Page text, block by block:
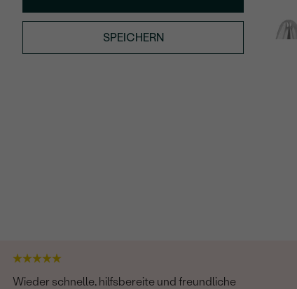
SPEICHERN
€ 109 AUF LAGER € 259
Wieder schnelle, hilfsbereite und freundliche